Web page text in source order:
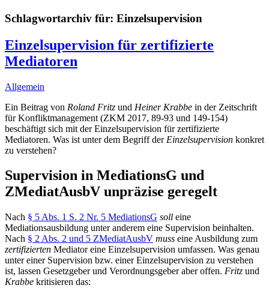
Schlagwortarchiv für: Einzelsupervision
Einzelsupervision für zertifizierte
Mediatoren
Allgemein
Ein Beitrag von Roland Fritz und Heiner Krabbe in der Zeitschrift
für Konfliktmanagement (ZKM 2017, 89-93 und 149-154)
beschäftigt sich mit der Einzelsupervision für zertifizierte
Mediatoren. Was ist unter dem Begriff der Einzelsupervision konkret
zu verstehen?
Supervision in MediationsG und
ZMediatAusbV unpräzise geregelt
Nach § 5 Abs. 1 S. 2 Nr. 5 MediationsG soll eine
Mediationsausbildung unter anderem eine Supervision beinhalten.
Nach § 2 Abs. 2 und 5 ZMediatAusbV muss eine Ausbildung zum
zertifizierten Mediator eine Einzelsupervision umfassen. Was genau
unter einer Supervision bzw. einer Einzelsupervision zu verstehen
ist, lassen Gesetzgeber und Verordnungsgeber aber offen. Fritz und
Krabbe kritisieren das: